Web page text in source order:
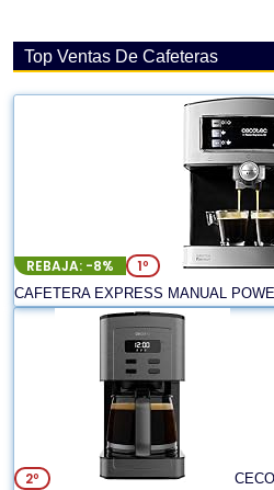
Top Ventas De Cafeteras
REBAJA: -8% 1º
CAFETERA EXPRESS MANUAL
2º